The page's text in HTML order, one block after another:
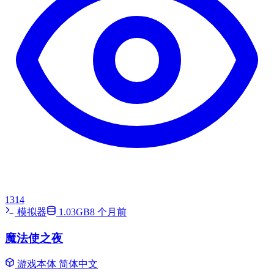
1314
模拟器
1.03GB8 个月前
魔法使之夜
游戏本体 简体中文